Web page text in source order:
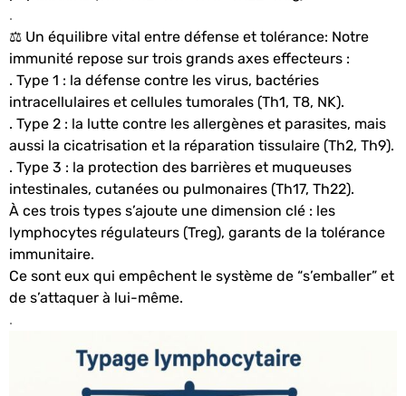
.
⚖️ Un équilibre vital entre défense et tolérance: Notre
immunité repose sur trois grands axes effecteurs :
. Type 1 : la défense contre les virus, bactéries
intracellulaires et cellules tumorales (Th1, T8, NK).
. Type 2 : la lutte contre les allergènes et parasites, mais
aussi la cicatrisation et la réparation tissulaire (Th2, Th9).
. Type 3 : la protection des barrières et muqueuses
intestinales, cutanées ou pulmonaires (Th17, Th22).
À ces trois types s’ajoute une dimension clé : les
lymphocytes régulateurs (Treg), garants de la tolérance
immunitaire.
Ce sont eux qui empêchent le système de “s’emballer” et
de s’attaquer à lui-même.
.